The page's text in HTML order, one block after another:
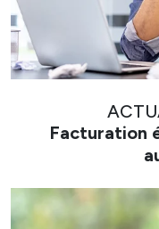
Facturation